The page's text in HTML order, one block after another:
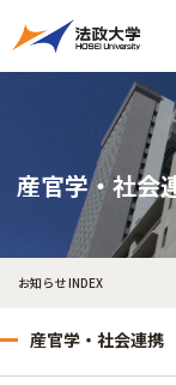
産官学・社会
お知らせ INDEX
産官学・社会連携